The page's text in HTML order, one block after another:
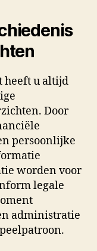
heeft u altijd
Door
persoonlijke
worden voor
legale
administratie